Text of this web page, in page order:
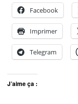
Facebook
Imprimer
Telegram
J’aime ça :